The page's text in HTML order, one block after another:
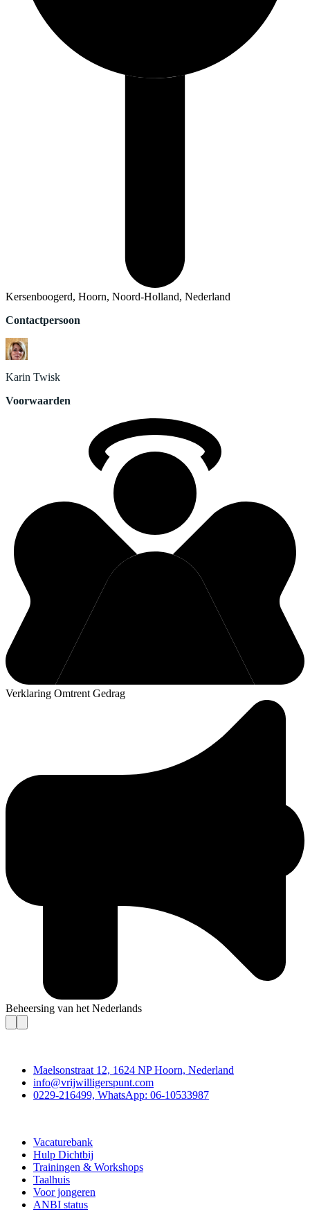
Kersenboogerd, Hoorn, Noord-Holland, Nederland
Contactpersoon
Karin Twisk
Voorwaarden
Verklaring Omtrent Gedrag
Beheersing van het Nederlands
Maelsonstraat 12, 1624 NP Hoorn, Nederland
info@vrijwilligerspunt.com
0229-216499, WhatsApp: 06-10533987
Vacaturebank
Hulp Dichtbij
Trainingen & Workshops
Taalhuis
Voor jongeren
ANBI status